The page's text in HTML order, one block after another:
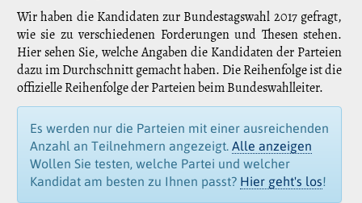
Wir haben die Kandidaten zur Bundestagswahl 2017 gefragt,
wie sie zu verschiedenen Forderungen und Thesen stehen.
Hier sehen Sie, welche Angaben die Kandidaten der Parteien
dazu im Durchschnitt gemacht haben. Die Reihenfolge ist die
offizielle Reihenfolge der Parteien beim Bundeswahlleiter.
Es werden nur die Parteien mit einer ausreichenden
Anzahl an Teilnehmern angezeigt. Alle anzeigen
Wollen Sie testen, welche Partei und welcher
Kandidat am besten zu Ihnen passt? Hier geht's los!